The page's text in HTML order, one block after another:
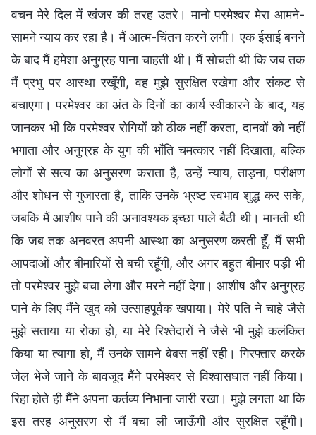
वचन मेरे दिल में खंजर की तरह उतरे। मानो परमेश्वर मेरा आमने-
सामने न्याय कर रहा है। मैं आत्म-चिंतन करने लगी। एक ईसाई बनने
के बाद मैं हमेशा अनुग्रह पाना चाहती थी। मैं सोचती थी कि जब तक
मैं प्रभु पर आस्था रखूँगी, वह मुझे सुरक्षित रखेगा और संकट से
बचाएगा। परमेश्वर का अंत के दिनों का कार्य स्वीकारने के बाद, यह
जानकर भी कि परमेश्वर रोगियों को ठीक नहीं करता, दानवों को नहीं
भगाता और अनुग्रह के युग की भाँति चमत्कार नहीं दिखाता, बल्कि
लोगों से सत्य का अनुसरण कराता है, उन्हें न्याय, ताड़ना, परीक्षण
और शोधन से गुजारता है, ताकि उनके भ्रष्ट स्वभाव शुद्ध कर सके,
जबकि मैं आशीष पाने की अनावश्यक इच्छा पाले बैठी थी। मानती थी
कि जब तक अनवरत अपनी आस्था का अनुसरण करती हूँ, मैं सभी
आपदाओं और बीमारियों से बची रहूँगी, और अगर बहुत बीमार पड़ी भी
तो परमेश्वर मुझे बचा लेगा और मरने नहीं देगा। आशीष और अनुग्रह
पाने के लिए मैंने खुद को उत्साहपूर्वक खपाया। मेरे पति ने चाहे जैसे
मुझे सताया या रोका हो, या मेरे रिश्तेदारों ने जैसे भी मुझे कलंकित
किया या त्यागा हो, मैं उनके सामने बेबस नहीं रही। गिरफ्तार करके
जेल भेजे जाने के बावजूद मैंने परमेश्वर से विश्वासघात नहीं किया।
रिहा होते ही मैंने अपना कर्तव्य निभाना जारी रखा। मुझे लगता था कि
इस तरह अनुसरण से मैं बचा ली जाऊँगी और सुरक्षित रहूँगी।